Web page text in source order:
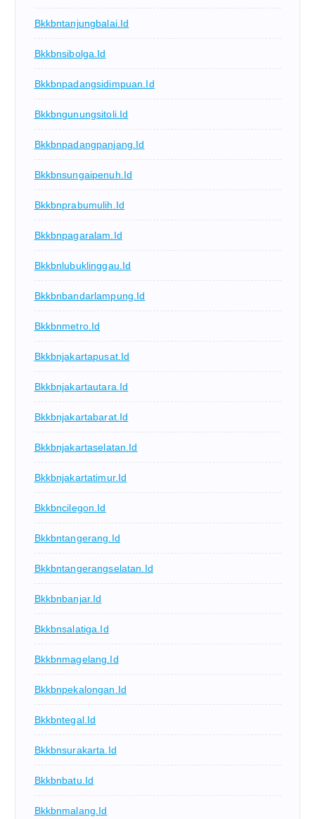
Bkkbntanjungbalai.id
Bkkbnsibolga.id
Bkkbnpadangsidimpuan.id
Bkkbngunungsitoli.id
Bkkbnpadangpanjang.id
Bkkbnsungaipenuh.id
Bkkbnprabumulih.id
Bkkbnpagaralam.id
Bkkbnlubuklinggau.id
Bkkbnbandarlampung.id
Bkkbnmetro.id
Bkkbnjakartapusat.id
Bkkbnjakartautara.id
Bkkbnjakartabarat.id
Bkkbnjakartaselatan.id
Bkkbnjakartatimur.id
Bkkbncilegon.id
Bkkbntangerang.id
Bkkbntangerangselatan.id
Bkkbnbanjar.id
Bkkbnsalatiga.id
Bkkbnmagelang.id
Bkkbnpekalongan.id
Bkkbntegal.id
Bkkbnsurakarta.id
Bkkbnbatu.id
Bkkbnmalang.id